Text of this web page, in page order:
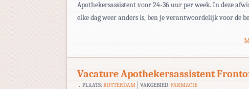
Apothekersassistent voor 24-36 uur per week. In deze
elke dag weer anders is, ben je verantwoordelijk voor de
Vacature Apothekersassistent
PLAATS: ROTTERDAM VAKGEBIED:FARMACIE